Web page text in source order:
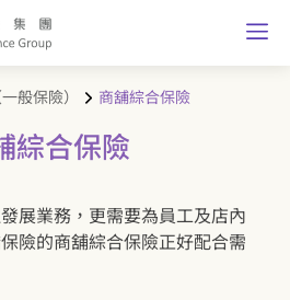
般保險） 商舖綜合保險
綜合保險
展業務，更需要為員工及店內
險的商舖綜合保險正好配合需